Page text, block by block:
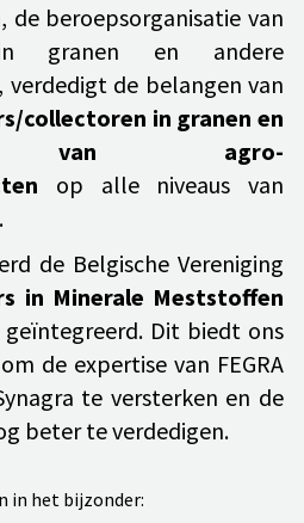
, de beroepsorganisatie van
granen en andere
de belangen van
collectoren in granen en
van agro-
op alle niveaus van
de Belgische Vereniging
in Minerale Meststoffen
geïntegreerd. Dit biedt ons
de expertise van FEGRA
te versterken en de
beter te verdedigen.
in het bijzonder: